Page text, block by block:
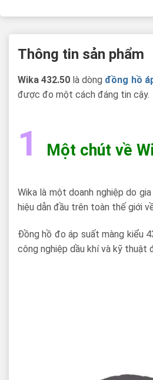
Thông tin sản phẩm
Wika 432.50 là dòng đồng hồ
được đo một cách đáng tin cậy.
1 Một chút về
Wika là một doanh nghiệp do
hiệu dẫn đầu trên toàn thế giới
Đồng hồ đo áp suất màng kiểu
công nghiệp dầu khí và kỹ thuật